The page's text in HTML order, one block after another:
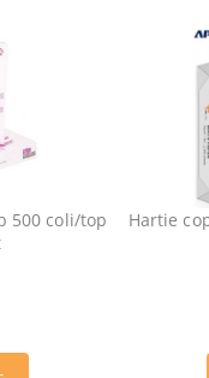
500 coli/top
Hartie